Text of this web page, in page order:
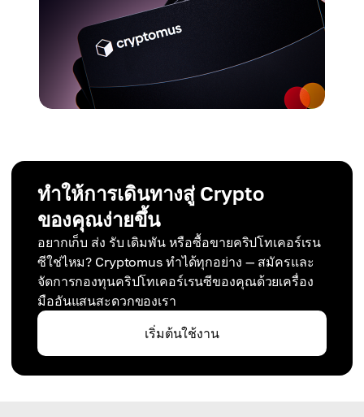
ทำให้การเดินทางสู่ Crypto
ของคุณง่ายขึ้น
อยากเก็บ ส่ง รับ เดิมพัน หรือซื้อขายคริปโทเคอร์เรน
ซีใช่ไหม? Cryptomus ทำได้ทุกอย่าง — สมัครและ
จัดการกองทุนคริปโทเคอร์เรนซีของคุณด้วยเครื่อง
มืออันแสนสะดวกของเรา
เริ่มต้นใช้งาน